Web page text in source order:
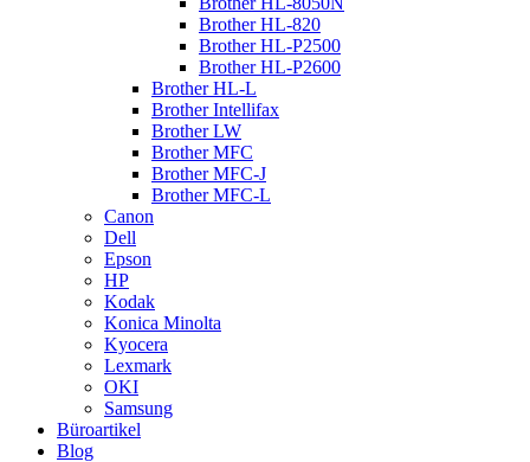
Brother HL-820
Brother HL-P2500
Brother HL-P2600
Brother HL-L
Brother Intellifax
Brother LW
Brother MFC
Brother MFC-J
Brother MFC-L
Canon
Dell
Epson
HP
Kodak
Konica Minolta
Kyocera
Lexmark
OKI
Samsung
Büroartikel
Blog